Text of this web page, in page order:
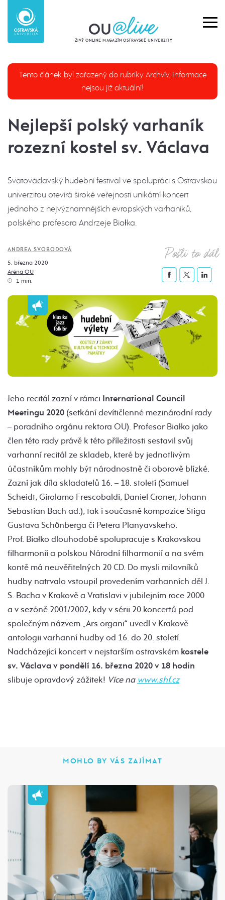
ŽIVÝ ONLINE MAGAZÍN OSTRAVSKÉ UNIVERZITY
Tento článek byl zařazený do rubriky Archvív. Informace
nejsou již aktuální!
Nejlepší polský varhaník
rozezní kostel sv. Václava
Svatováclavský hudební festival ve spolupráci s Ostravskou
univerzitou otevírá široké veřejnosti unikátní koncert
jednoho z nejvýznamnějších evropských varhaníků,
polského profesora Andrzeje Białka.
ANDREA SVOBODOVÁ
5. března 2020
Aréna OU
1 min.
Pošli to dál
Jeho recitál zazní v rámci International Council
Meetingu 2020 (setkání devítičlenné mezinárodní rady
– poradního orgánu rektora OU). Profesor Białko jako
člen této rady právě k této příležitosti sestavil svůj
varhanní recitál ze skladeb, které by jednotlivým
účastníkům mohly být národnostně či oborově blízké.
Zazní jak díla skladatelů 16. – 18. století (Samuel
Scheidt, Girolamo Frescobaldi, Daniel Croner, Johann
Sebastian Bach ad.), tak i současné kompozice Stiga
Gustava Schönberga či Petera Planyavskeho.
Prof. Białko dlouhodobě spolupracuje s Krakovskou
filharmonií a polskou Národní filharmonií a na svém
kontě má neuvěřitelných 20 CD. Do mysli milovníků
hudby natrvalo vstoupil provedením varhanních děl J.
S. Bacha v Krakově a Vratislavi v jubilejním roce 2000
a v sezóně 2001/2002, kdy v sérii 20 koncertů pod
společným názvem „Ars organi“ uvedl v Krakově
antologii varhanní hudby od 16. do 20. století.
Nadcházející koncert v nejstarším ostravském kostele
sv. Václava v pondělí 16. března 2020 v 18 hodin
slibuje opravdový zážitek! Více na www.shf.cz
MOHLO BY VÁS ZAJÍMAT